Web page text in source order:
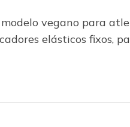
vegano para
elásticos fixos,